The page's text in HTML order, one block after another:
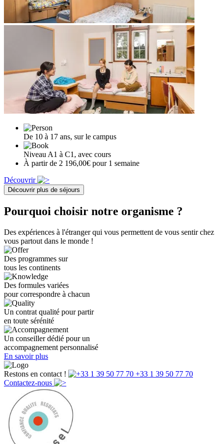
De 10 à 17 ans, sur le campus
Niveau A1 à C1, avec cours
À partir de 2 196,00€ pour 1 semaine
Découvrir
Découvrir plus de séjours
Pourquoi choisir notre organisme ?
Des expériences à l'étranger qui vous permettent de vous sentir chez
vous partout dans le monde !
Des programmes sur
tous les continents
Des formules variées
pour correspondre à chacun
Un contrat qualité pour partir
en toute sérénité
Un conseiller dédié pour un
accompagnement personnalisé
En savoir plus
Restons en contact !
+33 1 39 50 77 70
Contactez-nous